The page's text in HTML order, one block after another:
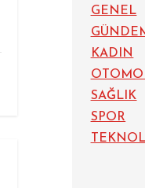
GENEL
KADIN
SAĞLIK
SPOR